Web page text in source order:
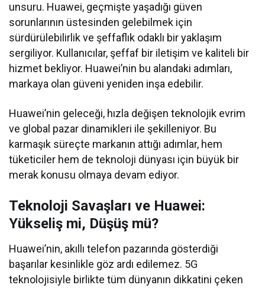
unsuru. Huawei, geçmişte yaşadığı güven
sorunlarının üstesinden gelebilmek için
sürdürülebilirlik ve şeffaflık odaklı bir yaklaşım
sergiliyor. Kullanıcılar, şeffaf bir iletişim ve kaliteli bir
hizmet bekliyor. Huawei’nin bu alandaki adımları,
markaya olan güveni yeniden inşa edebilir.
Huawei’nin geleceği, hızla değişen teknolojik evrim
ve global pazar dinamikleri ile şekilleniyor. Bu
karmaşık süreçte markanın attığı adımlar, hem
tüketiciler hem de teknoloji dünyası için büyük bir
merak konusu olmaya devam ediyor.
Teknoloji Savaşları ve Huawei:
Yükseliş mi, Düşüş mü?
Huawei’nin, akıllı telefon pazarında gösterdiği
başarılar kesinlikle göz ardı edilemez. 5G
teknolojisiyle birlikte tüm dünyanın dikkatini çeken